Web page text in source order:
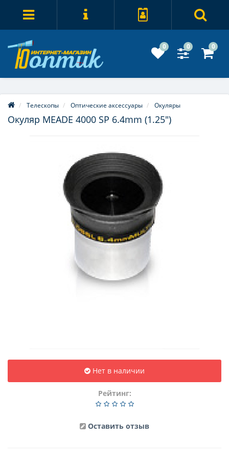
0 0 0
Телескопы Оптические аксессуары Окуляры
Окуляр MEADE 4000 SP 6.4mm (1.25")
Нет в наличии
Рейтинг:
Оставить отзыв